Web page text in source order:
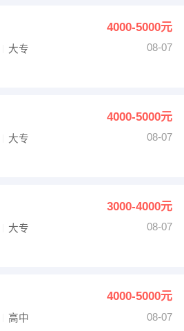
法律4000-5000元
大专
08-07
4000-5000元
大专
08-07
3000-4000元
大专
08-07
4000-5000元
高中
08-07